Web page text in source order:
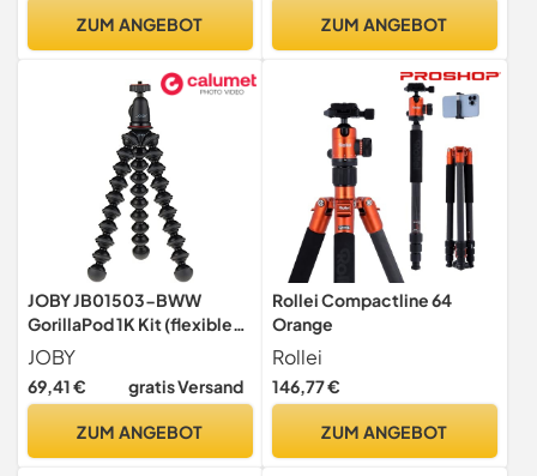
Schnellverschluss,
Kamerazubehör
ZUM ANGEBOT
Photo and Video, Vlogging
ZUM ANGEBOT
JOBY JB01503-BWW
GorillaPod 1K Kit (flexibles
Kompaktstativ mit
Kugelkopf für größere
Kompaktkameras und
JOBY
69,41 € gratis Versand
ZUM ANGEBOT
Rollei Compactline 64
Orange
Rollei
146,77 €
ZUM ANGEBOT